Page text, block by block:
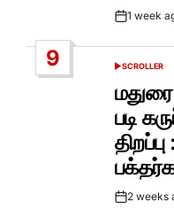
Post1 week
9
POSTED
SCROLLER
படி
Post2 weeks